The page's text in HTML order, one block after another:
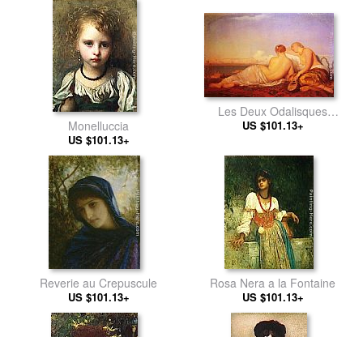
Monelluccia
US $101.13+
Les Deux Odalisques
Contemplant Le Bosphore
US $101.13+
Reverie au Crepuscule
US $101.13+
Rosa Nera a la Fontaine
US $101.13+